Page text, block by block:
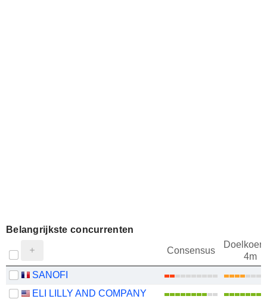
Belangrijkste concurrenten
Consensus
4m
SANOFI
ELI LILLY AND COMPANY